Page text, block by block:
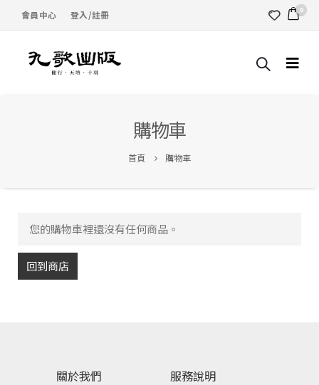
會員中心 登入/註冊 0
購物車
首頁 購物車
您的購物車裡還沒有任何商品。
回到商店
關於我們 服務說明